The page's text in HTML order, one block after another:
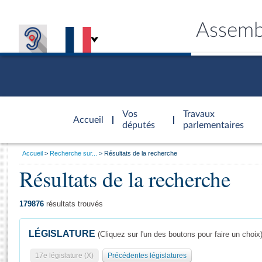
Accueil
d'accueil
Vos
députés
Travaux
parlementaires
Général
Vous
Accueil Recherche sur... Résultats de la recherche
Résultats de la recherche
179876 résultats trouvés
LÉGISLATURE (Cliquez sur l'un des boutons pour faire un choix)
17e législature (X) Précédentes législatures